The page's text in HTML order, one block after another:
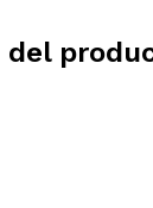
del